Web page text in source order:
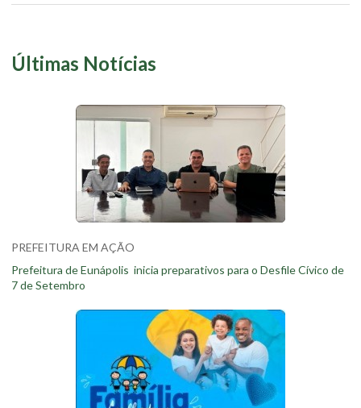
Últimas Notícias
PREFEITURA EM AÇÃO
Prefeitura de Eunápolis inicia preparativos para o Desfile Cívico de
7 de Setembro